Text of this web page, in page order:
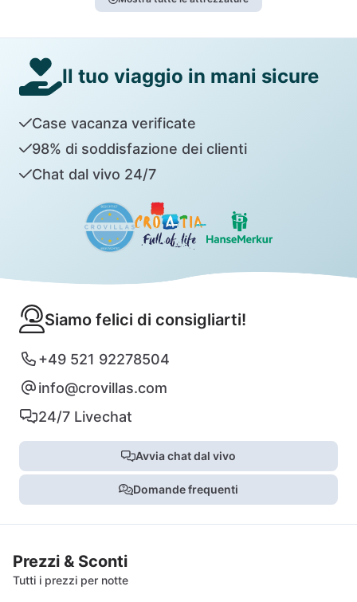
Il tuo viaggio in mani sicure
Case vacanza verificate
98% di soddisfazione dei clienti
Chat dal vivo 24/7
Siamo felici di consigliarti!
+49 521 92278504
info@crovillas.com
24/7 Livechat
Avvia chat dal vivo
Domande frequenti
Prezzi & Sconti
Tutti i prezzi per notte